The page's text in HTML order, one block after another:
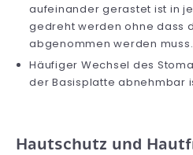
aufeinander gerastet ist in
gedreht werden ohne dass
abgenommen werden muss.
Häufiger Wechsel des
der Basisplatte abnehmbar
Hautschutz und